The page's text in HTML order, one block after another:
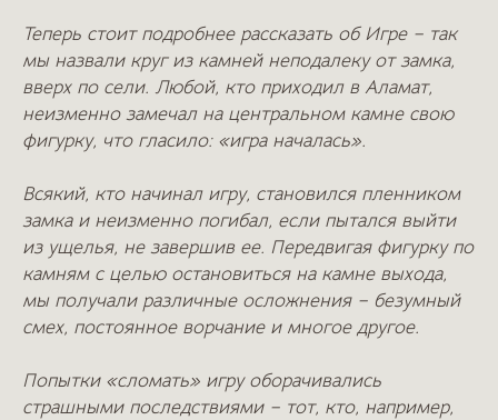
Теперь стоит подробнее рассказать об Игре – так
мы назвали круг из камней неподалеку от замка,
вверх по сели. Любой, кто приходил в Аламат,
неизменно замечал на центральном камне свою
фигурку, что гласило: «игра началась».
Всякий, кто начинал игру, становился пленником
замка и неизменно погибал, если пытался выйти
из ущелья, не завершив ее. Передвигая фигурку по
камням с целью остановиться на камне выхода,
мы получали различные осложнения – безумный
смех, постоянное ворчание и многое другое.
Попытки «сломать» игру оборачивались
страшными последствиями – тот, кто, например,